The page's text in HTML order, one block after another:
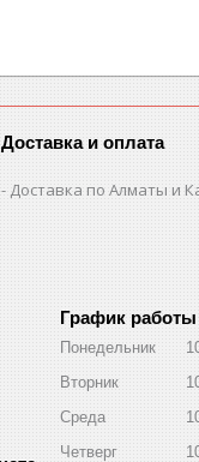
Доставка и оплата
Доставка по Алматы и
График работы
Понедельник
Вторник
Среда
Четверг